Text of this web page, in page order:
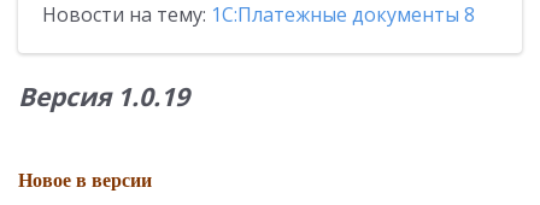
Новости на тему: 1С:Платежные документы 8
Версия 1.0.19
Новое в версии